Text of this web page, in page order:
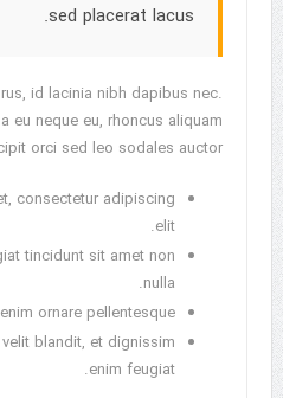
sed placerat lacus.
id lacinia nibh dapibus nec.
eu neque eu, rhoncus aliquam
orci sed leo sodales auctor.
consectetur adipiscing
elit.
tincidunt sit amet non
nulla.
ornare pellentesque.
blandit, et dignissim
enim feugiat.